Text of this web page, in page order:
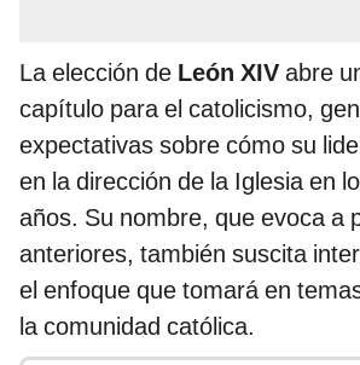
La elección de León XIV abre
capítulo para el catolicismo,
expectativas sobre cómo su
en la dirección de la Iglesia en
años. Su nombre, que evoca a
anteriores, también suscita
el enfoque que tomará en
la comunidad católica.